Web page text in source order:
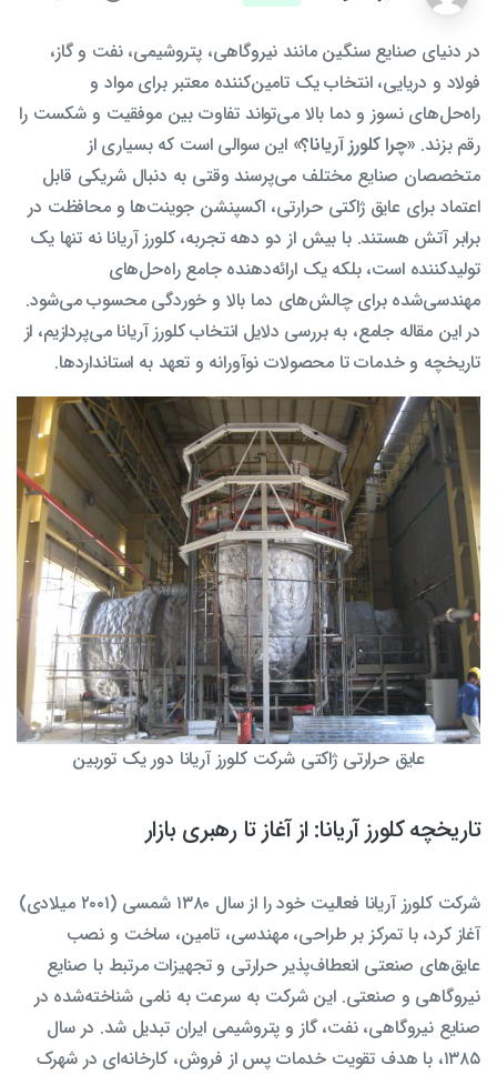
در دنیای صنایع سنگین مانند نیروگاهی، پتروشیمی، نفت و گاز،
فولاد و دریایی، انتخاب یک تامین‌کننده معتبر برای مواد و
راه‌حل‌های نسوز و دما بالا می‌تواند تفاوت بین موفقیت و شکست را
رقم بزند. «چرا کلورز آریانا؟» این سوالی است که بسیاری از
متخصصان صنایع مختلف می‌پرسند وقتی به دنبال شریکی قابل
اعتماد برای عایق‌ ژاکتی حرارتی، اکسپنشن جوینت‌ها و محافظت در
برابر آتش هستند. با بیش از دو دهه تجربه، کلورز آریانا نه تنها یک
تولیدکننده است، بلکه یک ارائه‌دهنده جامع راه‌حل‌های
مهندسی‌شده برای چالش‌های دما بالا و خوردگی محسوب می‌شود.
در این مقاله جامع، به بررسی دلایل انتخاب کلورز آریانا می‌پردازیم، از
تاریخچه و خدمات تا محصولات نوآورانه و تعهد به استانداردها.
عایق حرارتی ژاکتی شرکت کلورز آریانا دور یک توربین
تاریخچه کلورز آریانا: از آغاز تا رهبری بازار
شرکت کلورز آریانا فعالیت خود را از سال ۱۳۸۰ شمسی (۲۰۰۱ میلادی)
آغاز کرد، با تمرکز بر طراحی، مهندسی، تامین، ساخت و نصب
عایق‌های صنعتی انعطاف‌پذیر حرارتی و تجهیزات مرتبط با صنایع
نیروگاهی و صنعتی. این شرکت به سرعت به نامی شناخته‌شده در
صنایع نیروگاهی، نفت، گاز و پتروشیمی ایران تبدیل شد. در سال
۱۳۸۵، با هدف تقویت خدمات پس از فروش، کارخانه‌ای در شهرک